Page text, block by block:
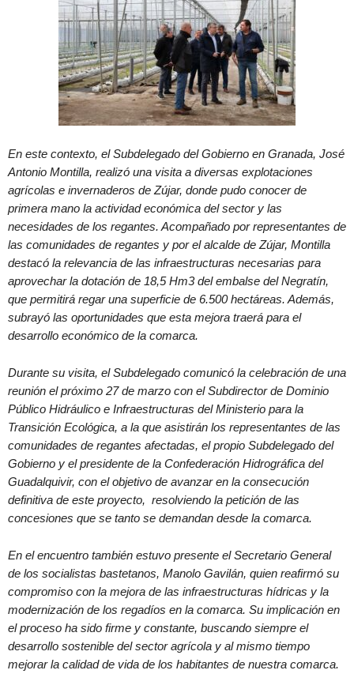
En este contexto, el Subdelegado del Gobierno en Granada, José
Antonio Montilla, realizó una visita a diversas explotaciones
agrícolas e invernaderos de Zújar, donde pudo conocer de
primera mano la actividad económica del sector y las
necesidades de los regantes. Acompañado por representantes de
las comunidades de regantes y por el alcalde de Zújar, Montilla
destacó la relevancia de las infraestructuras necesarias para
aprovechar la dotación de 18,5 Hm3 del embalse del Negratín,
que permitirá regar una superficie de 6.500 hectáreas. Además,
subrayó las oportunidades que esta mejora traerá para el
desarrollo económico de la comarca.
Durante su visita, el Subdelegado comunicó la celebración de una
reunión el próximo 27 de marzo con el Subdirector de Dominio
Público Hidráulico e Infraestructuras del Ministerio para la
Transición Ecológica, a la que asistirán los representantes de las
comunidades de regantes afectadas, el propio Subdelegado del
Gobierno y el presidente de la Confederación Hidrográfica del
Guadalquivir, con el objetivo de avanzar en la consecución
definitiva de este proyecto, resolviendo la petición de las
concesiones que se tanto se demandan desde la comarca.
En el encuentro también estuvo presente el Secretario General
de los socialistas bastetanos, Manolo Gavilán, quien reafirmó su
compromiso con la mejora de las infraestructuras hídricas y la
modernización de los regadíos en la comarca. Su implicación en
el proceso ha sido firme y constante, buscando siempre el
desarrollo sostenible del sector agrícola y al mismo tiempo
mejorar la calidad de vida de los habitantes de nuestra comarca.